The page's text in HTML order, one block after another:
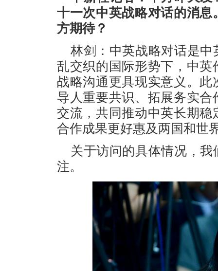
十一次中英战略对话的消
方期待？
林剑：中英战略对话是
乱交织的国际形势下，中
战略沟通更具现实意义。
导人重要共识、拓展务实
交流，共同推动中英长期
合作成果更好惠及两国和世
关于访问的具体情况，
注。